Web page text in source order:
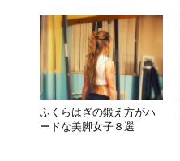
ふくらはぎの鍛え方がハ
ードな美脚女子８選